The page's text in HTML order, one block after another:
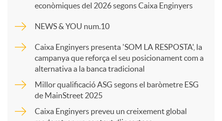
a
r
t
econòmiques del 2026 segons Caixa Enginyers
NEWS & YOU num.10
Caixa Enginyers presenta 'SOM LA RESPOSTA', la
campanya que reforça el seu posicionament com a
alternativa a la banca tradicional
Millor qualificació ASG segons el baròmetre ESG
de MainStreet 2025
Caixa Enginyers preveu un creixement global